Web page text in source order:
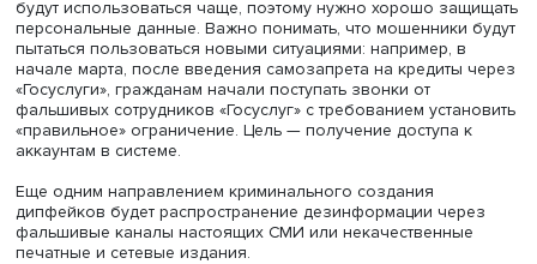
Фото: iStock